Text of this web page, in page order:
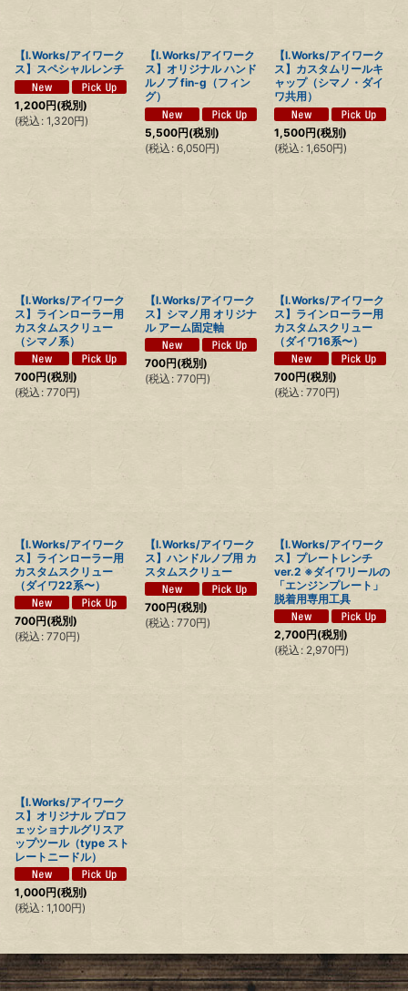
【I.Works/アイワーク
ス】スペシャルレンチ
1,200円(税別)
(税込 : 1,320円)
【I.Works/アイワーク
ス】オリジナル ハンド
ルノブ fin-g（フィン
グ）
5,500円(税別)
(税込 : 6,050円)
【I.Works/アイワーク
ス】カスタムリールキ
ャップ（シマノ・ダイ
ワ共用）
1,500円(税別)
(税込 : 1,650円)
【I.Works/アイワーク
ス】ラインローラー用
カスタムスクリュー
（シマノ系）
700円(税別)
(税込 : 770円)
【I.Works/アイワーク
ス】シマノ用 オリジナ
ル アーム固定軸
700円(税別)
(税込 : 770円)
【I.Works/アイワーク
ス】ラインローラー用
カスタムスクリュー
（ダイワ16系〜）
700円(税別)
(税込 : 770円)
【I.Works/アイワーク
ス】ラインローラー用
カスタムスクリュー
（ダイワ22系〜）
700円(税別)
(税込 : 770円)
【I.Works/アイワーク
ス】ハンドルノブ用 カ
スタムスクリュー
700円(税別)
(税込 : 770円)
【I.Works/アイワーク
ス】プレートレンチ
ver.2 ※ダイワリールの
「エンジンプレート」
脱着用専用工具
2,700円(税別)
(税込 : 2,970円)
【I.Works/アイワーク
ス】オリジナル プロフ
ェッショナルグリスア
ップツール（type スト
レートニードル）
1,000円(税別)
(税込 : 1,100円)